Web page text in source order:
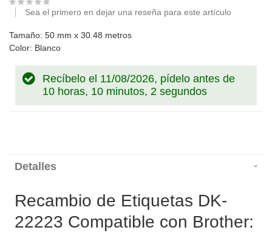
Sea el primero en dejar una reseña para este artículo
Tamaño: 50 mm x 30.48 metros
Color: Blanco
Recíbelo el 11/08/2026, pídelo antes de
10 horas, 10 minutos, 1 segundo
Detalles
Recambio de Etiquetas DK-
22223 Compatible con Brother: